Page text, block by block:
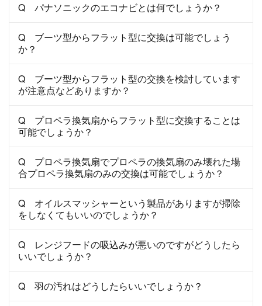
Q パナソニックのエコナビとは何でしょうか？
Q ブーツ型からフラット型に交換は可能でしょう
か？
Q ブーツ型からフラット型の交換を検討しています
が注意点などありますか？
Q プロペラ換気扇からフラット型に交換することは
可能でしょうか？
Q プロペラ換気扇でプロペラの換気扇のみ壊れた場
合プロペラ換気扇のみの交換は可能でしょうか？
Q オイルスマッシャーという製品がありますが掃除
をしなくてもいいのでしょうか？
Q レンジフードの吸込みが悪いのですがどうしたら
いいでしょうか？
Q 羽の汚れはどうしたらいいでしょうか？